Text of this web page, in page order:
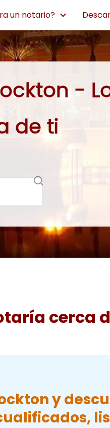
un notario?
-
de ti
cerca
y